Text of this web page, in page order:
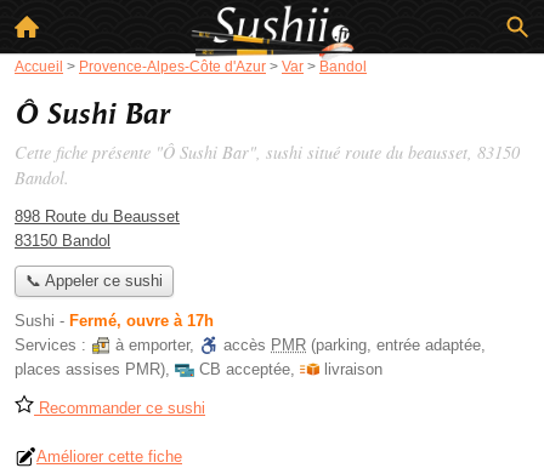
Accueil > Provence-Alpes-Côte d'Azur > Var > Bandol
Ô Sushi Bar
Cette fiche présente "Ô Sushi Bar", sushi situé route du beausset, 83150
Bandol.
898 Route du Beausset
83150 Bandol
📞 Appeler ce sushi
Sushi - Fermé, ouvre à 17h
Services :
à emporter, accès PMR (parking, entrée adaptée,
places assises PMR), CB acceptée, livraison
Recommander ce sushi
Améliorer cette fiche